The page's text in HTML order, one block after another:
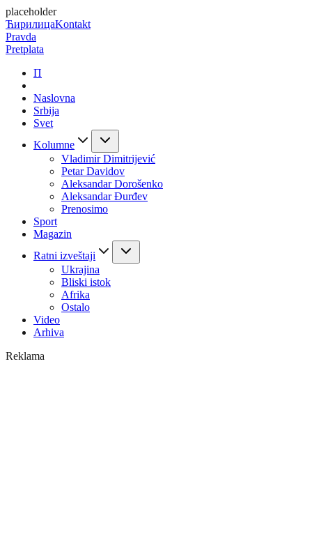
placeholder
ЋирилицаKontakt
Pravda
Pretplata
П
Naslovna
Srbija
Svet
Kolumne
Vladimir Dimitrijević
Petar Davidov
Aleksandar Dorošenko
Aleksandar Đurđev
Prenosimo
Sport
Magazin
Ratni izveštaji
Ukrajina
Bliski istok
Afrika
Ostalo
Video
Arhiva
Reklama